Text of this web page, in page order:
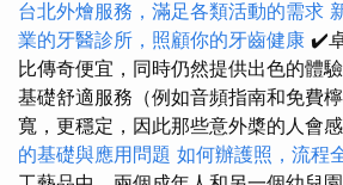
台北外燴服務，滿足各類活動的需求
業的牙醫診所，照顧你的牙齒健康 ✔️
比傳奇便宜，同時仍然提供出色的體
基礎舒適服務（例如音頻指南和免費
寬，更穩定，因此那些意外槳的人會
的基礎與應用問題 如何辦護照，流程